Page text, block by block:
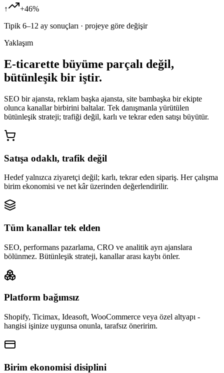
↑
+46%
Tipik 6–12 ay sonuçları · projeye göre değişir
Yaklaşım
E-ticarette büyüme parçalı değil,
bütünleşik bir iştir.
SEO bir ajansta, reklam başka ajansta, site bambaşka bir ekipte
olunca kanallar birbirini baltalar. Tek danışmanla yürütülen
bütünleşik strateji; trafiği değil, karlı ve tekrar eden satışı büyütür.
Satışa odaklı, trafik değil
Hedef yalnızca ziyaretçi değil; karlı, tekrar eden sipariş. Her çalışma
birim ekonomisi ve net kâr üzerinden değerlendirilir.
Tüm kanallar tek elden
SEO, performans pazarlama, CRO ve analitik ayrı ajanslara
bölünmez. Bütünleşik strateji, kanallar arası kaybı önler.
Platform bağımsız
Shopify, Ticimax, Ideasoft, WooCommerce veya özel altyapı -
hangisi işinize uygunsa onunla, tarafsız öneririm.
Birim ekonomisi disiplini